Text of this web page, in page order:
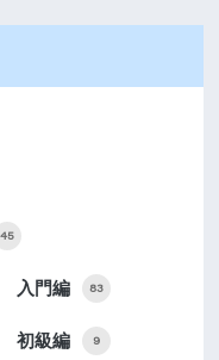
45
入門編 83
初級編 9